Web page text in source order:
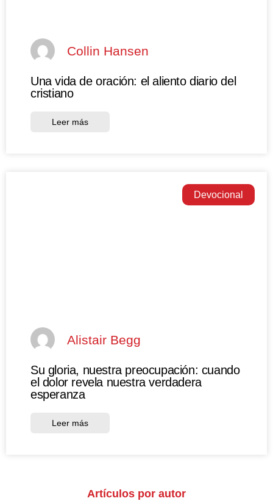
Collin Hansen
Una vida de oración: el aliento diario del
cristiano
Leer más
Devocional
Alistair Begg
Su gloria, nuestra preocupación: cuando
el dolor revela nuestra verdadera
esperanza
Leer más
Artículos por autor